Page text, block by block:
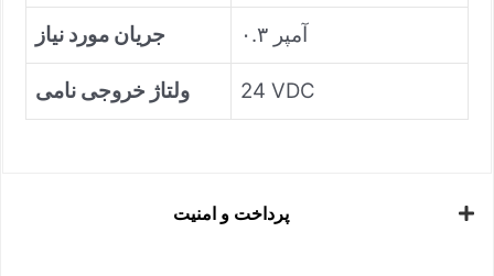
جریان مورد نیاز ۰.۳ آمپر
ولتاژ خروجی نامی 24 VDC
پرداخت و امنیت